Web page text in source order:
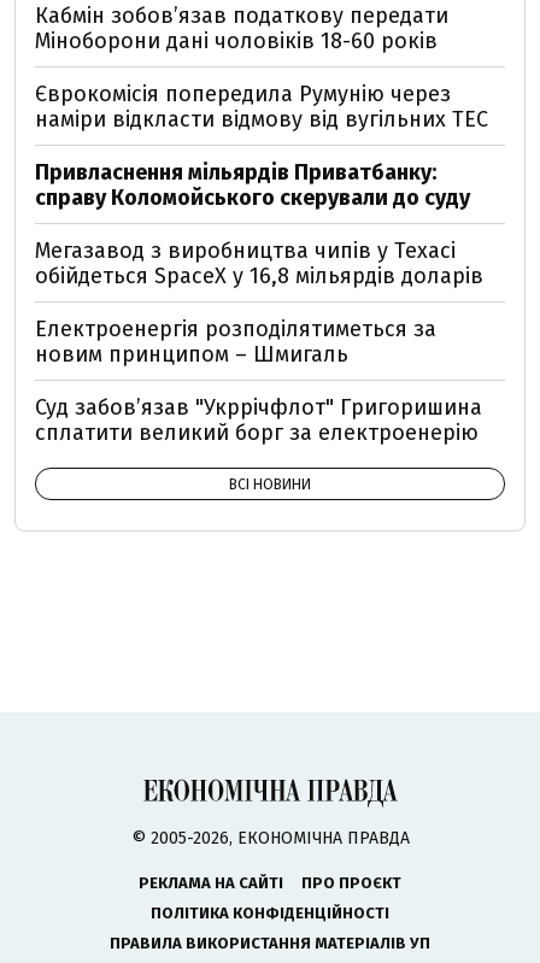
Кабмін зобовʼязав податкову передати
Міноборони дані чоловіків 18-60 років
Єврокомісія попередила Румунію через
наміри відкласти відмову від вугільних ТЕС
Привласнення мільярдів Приватбанку:
справу Коломойського скерували до суду
Мегазавод з виробництва чипів у Техасі
обійдеться SpaceX у 16,8 мільярдів доларів
Електроенергія розподілятиметься за
новим принципом – Шмигаль
Суд забов’язав "Укррічфлот" Григоришина
сплатити великий борг за електроенерію
ВСІ НОВИНИ
© 2005-2026, ЕКОНОМІЧНА ПРАВДА
РЕКЛАМА НА САЙТІ
ПРО ПРОЄКТ
ПОЛІТИКА КОНФІДЕНЦІЙНОСТІ
ПРАВИЛА ВИКОРИСТАННЯ МАТЕРІАЛІВ УП